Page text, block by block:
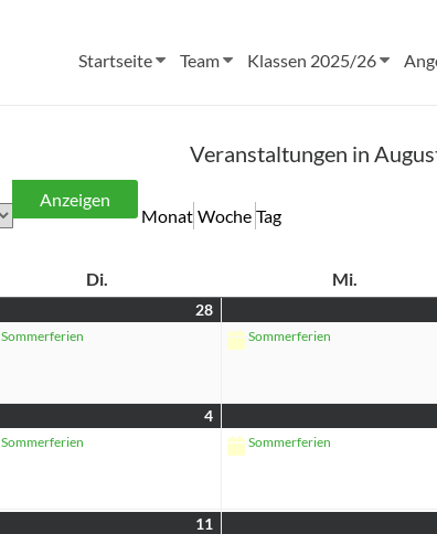
Startseite Team Klassen 2025/26
Veranstaltungen in
Monat Woche Tag
Di. Mi.
28
Sommerferien Sommerferien
4
Sommerferien Sommerferien
11